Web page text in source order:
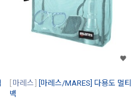
마레스
[마레스/MARES] 다용도 멀티
백